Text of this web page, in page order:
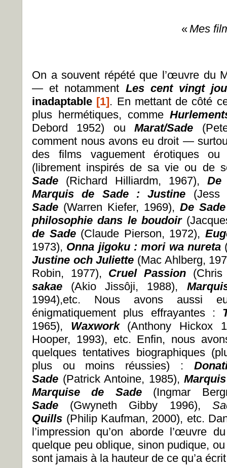
«Mes
On a souvent répété que l’œuvre du
— et notamment Les cent vingt
inadaptable [1]. En mettant de côté
plus hermétiques, comme
Debord 1952) ouMarat/Sade
comment nous avons eu droit —
des films vaguement érotiques ou
(librement inspirés de sa vie ou de
Sade (Richard Hilliardm, 1967),
Marquis de Sade : Justine
Sade (Warren Kiefer, 1969), De
philosophie dans le boudoir
de Sade (Claude Pierson, 1972),
1973), Onna jigoku : mori wa nureta
Justine och Juliette (Mac Ahlberg,
Robin, 1977), Cruel Passion
sakae (Akio Jissôji, 1988),
1994),etc. Nous avons aussi
énigmatiquement plus effrayantes :
1965), Waxwork (Anthony Hickox
Hooper, 1993), etc. Enfin, nous
quelques tentatives biographiques
plus ou moins réussies) :
Sade (Patrick Antoine, 1985),
Marquise de Sade (Ingmar
Sade (Gwyneth Gibby 1996),
Quills (Philip Kaufman, 2000), etc.
l’impression qu’on aborde l’œuvre
quelque peu oblique, sinon pudique,
sont jamais à la hauteur de ce qu’a écrit